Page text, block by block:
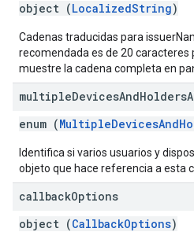
object (LocalizedString)
Cadenas traducidas para
recomendada es de 20 caracteres
muestre la cadena completa en
multipleDevicesAndHolders
enum (
Identifica si varios usuarios y
objeto que hace referencia a esta
callbackOptions
object (CallbackOptions)